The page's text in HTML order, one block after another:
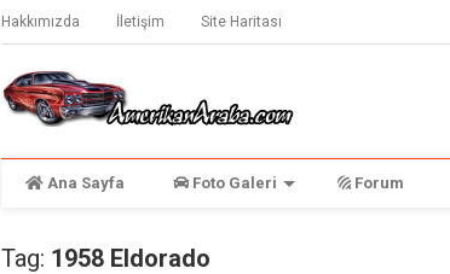
Hakkımızda İletişim Site Haritası
Ana Sayfa Foto Galeri Forum
Tag: 1958 Eldorado